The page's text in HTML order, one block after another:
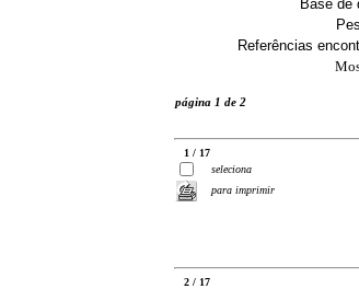
Base de
Referências
página 1 de 2
1 / 17
seleciona
para imprimir
2 / 17